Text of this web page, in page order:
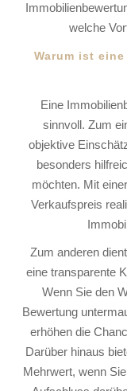
welche
Warum ist
Eine
sinnvoll. Zum
objektive
besonders
möchten. Mit
Verkaufspreis
Zum anderen
eine transparente
Wenn Sie den
Bewertung
erhöhen die
Darüber hinaus
Mehrwert, wenn